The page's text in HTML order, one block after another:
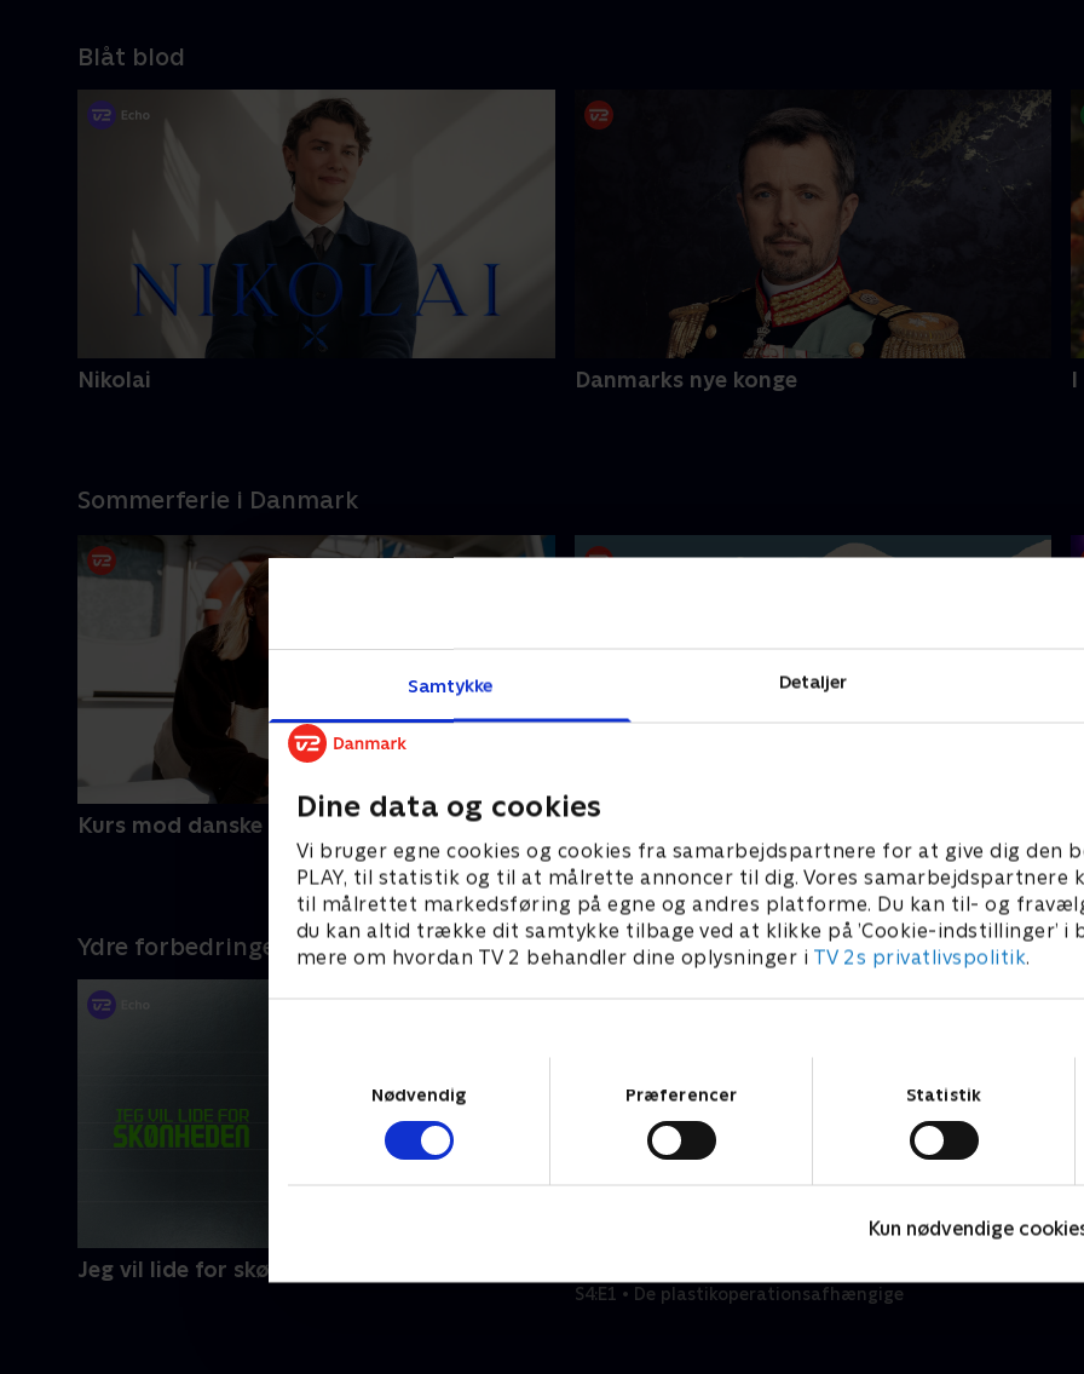
Samtykke Detaljer
Dine data og cookies
Vi bruger egne cookies og cookies fra samarbejdspartnere for at give dig den
PLAY, til statistik og til at målrette annoncer til dig. Vores samarbejdspartnere
til målrettet markedsføring på egne og andres platforme. Du kan til- og
du kan altid trække dit samtykke tilbage ved at klikke på ’Cookie-indstillinger’ i
mere om hvordan TV 2 behandler dine oplysninger i TV 2s privatlivspolitik.
Nødvendig
Præferencer Statistik
Kun nødvendige
Blåt blod
Nikolai Danmarks nye konge I
Sommerferie i Danmark
Kurs mod danske kyster Ruths Hotel
Ydre forbedringer
Jeg vil lide for skønheden
S4:E1 • De plastikoperationsafhængige